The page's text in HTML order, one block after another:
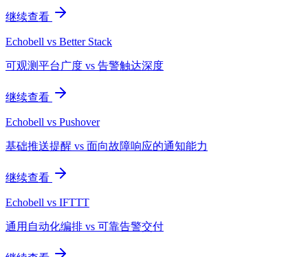
继续查看
Echobell vs Better Stack
可观测平台广度 vs 告警触达深度
继续查看
Echobell vs Pushover
基础推送提醒 vs 面向故障响应的通知能力
继续查看
Echobell vs IFTTT
通用自动化编排 vs 可靠告警交付